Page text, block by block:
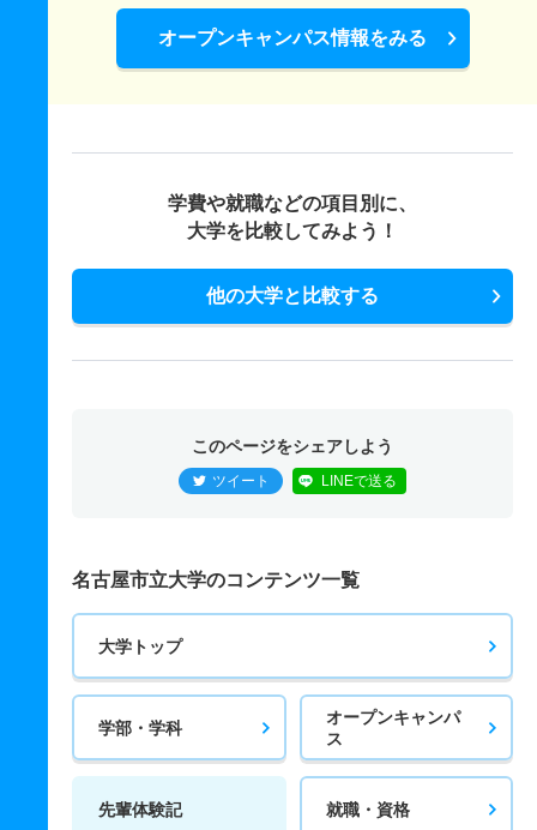
オープンキャンパス情報をみる
学費や就職などの項目別に、
大学を比較してみよう！
他の大学と比較する
このページをシェアしよう
ツイート LINEで送る
名古屋市立大学のコンテンツ一覧
大学トップ
学部・学科
オープンキャンパ
ス
先輩体験記 就職・資格